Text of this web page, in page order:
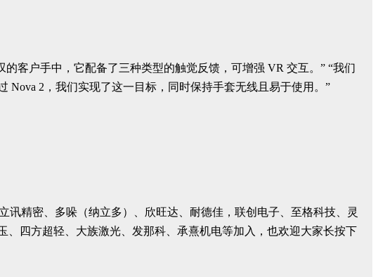
的客户手中，它配备了三种类型的触觉反馈，可增强 VR 交互。” “我们
2，我们实现了这一目标，同时保持手套无线且易于使用。”
精密、多哚（纳立多）、欣旺达、耐德佳，联创电子、至格科技、灵
四方超轻、大族激光、发那科、承熹机电等加入，也欢迎大家长按下